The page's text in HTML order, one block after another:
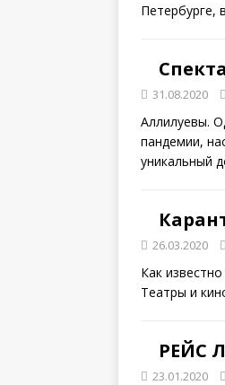
Петербурге,
31.08.2020
Аллилуевы.
пандемии,
уникальный
26.03.2020
Как
Театры и
РЕЙС
23.01.2020